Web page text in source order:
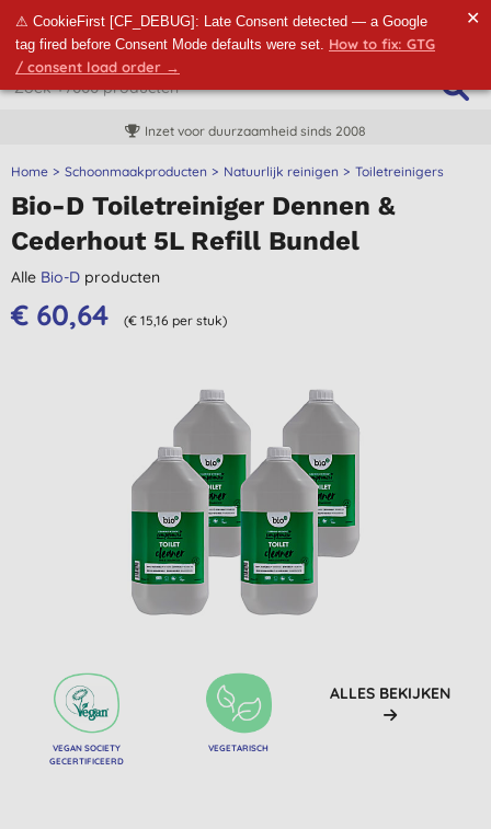
⚠ CookieFirst [CF_DEBUG]: Late Consent detected — a Google
tag fired before Consent Mode defaults were set. How to fix: GTG
/ consent load order →
✕
Inzet voor duurzaamheid sinds 2008
Home Schoonmaakproducten Natuurlijk reinigen Toiletreinigers
Bio-D Toiletreiniger Dennen &
Cederhout 5L Refill Bundel
Alle Bio-D producten
€ 60,64 (€ 15,16 per stuk)
VEGAN SOCIETY
GECERTIFICEERD
VEGETARISCH
ALLES BEKIJKEN